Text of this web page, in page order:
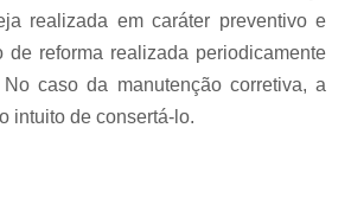
Inversores Danfoss
Conserto
Inversores Lg
Conserto
Conserto Inversores Sanyo Denki
realizada em caráter preventivo e
reforma realizada periodicamente
caso da manutenção corretiva, a
intuito de consertá-lo.